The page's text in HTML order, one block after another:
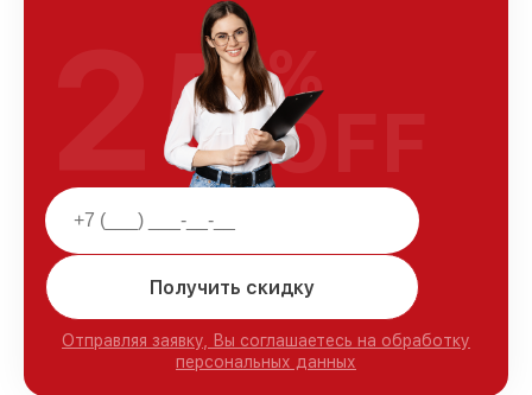
Получить скидку
Отправляя заявку, Вы соглашаетесь на обработку
персональных данных
25%
OFF